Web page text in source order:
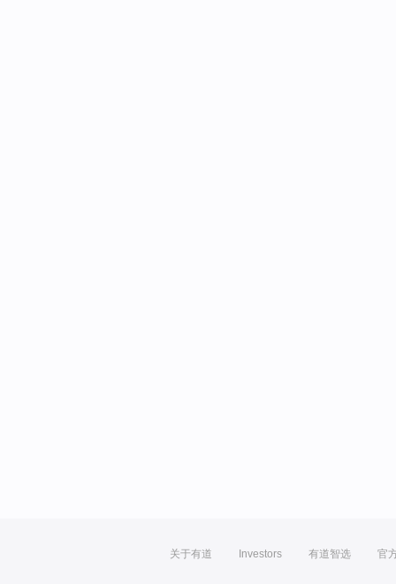
关于有道 Investors 有道智选 官